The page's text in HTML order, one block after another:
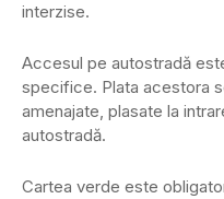
interzise.
Accesul pe autostradă
specifice. Plata acestora
amenajate, plasate la
autostradă.
Cartea verde este